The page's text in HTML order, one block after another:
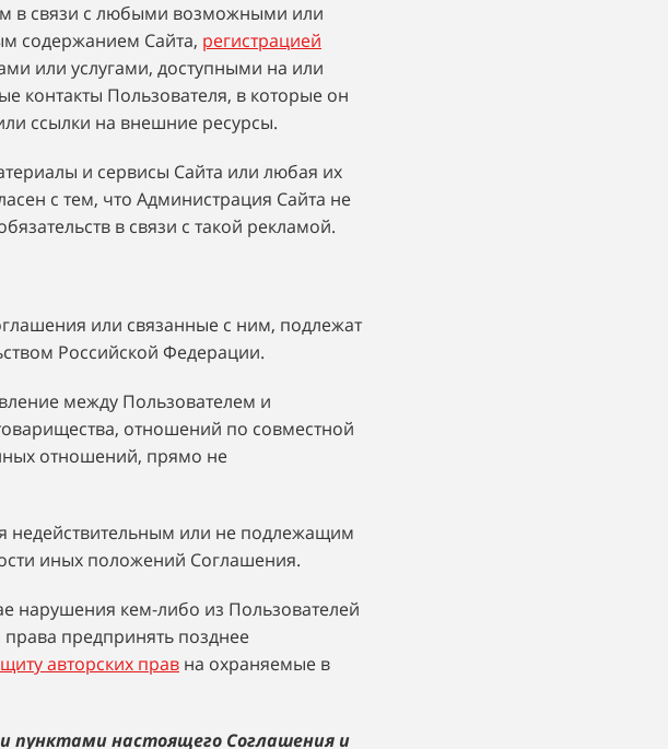
в связи с любыми возможными или
содержанием Сайта, регистрацией
или услугами, доступными на или
контакты Пользователя, в которые он
ссылки на внешние ресурсы.
и сервисы Сайта или любая их
с тем, что Администрация Сайта не
в связи с такой рекламой.
или связанные с ним, подлежат
Российской Федерации.
между Пользователем и
отношений по совместной
отношений, прямо не
недействительным или не подлежащим
иных положений Соглашения.
нарушения кем-либо из Пользователей
предпринять позднее
авторских прав на охраняемые в
пунктами настоящего Соглашения и